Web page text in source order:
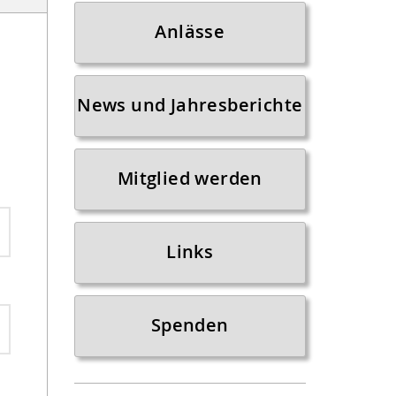
Anlässe
News und Jahresberichte
Mitglied werden
Links
Spenden